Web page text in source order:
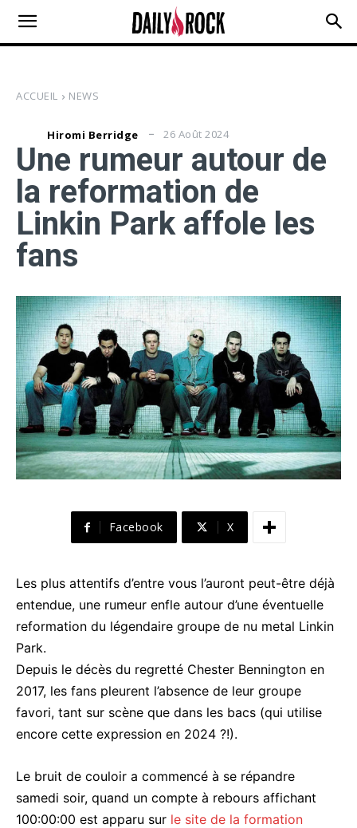
ACCUEIL NEWS
Hiromi Berridge 26 Août 2024
Une rumeur autour de
la reformation de
Linkin Park affole les
fans
Facebook X
Les plus attentifs d’entre vous l’auront peut-être déjà
entendue, une rumeur enfle autour d’une éventuelle
reformation du légendaire groupe de nu metal Linkin
Park.
Depuis le décès du regretté Chester Bennington en
2017, les fans pleurent l’absence de leur groupe
favori, tant sur scène que dans les bacs (qui utilise
encore cette expression en 2024 ?!).
Le bruit de couloir a commencé à se répandre
samedi soir, quand un compte à rebours affichant
100:00:00 est apparu sur le site de la formation